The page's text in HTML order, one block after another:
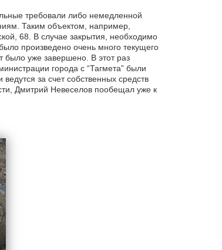
требовали либо немедленной
Таким объектом, например,
68. В случае закрытия, необходимо
произведено очень много текущего
было уже завершено. В этот раз
города с “Тагмета” были
за счет собственных средств
Дмитрий Невеселов пообещал уже к